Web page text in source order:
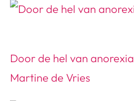
Door de hel van anorexia
Martine de Vries